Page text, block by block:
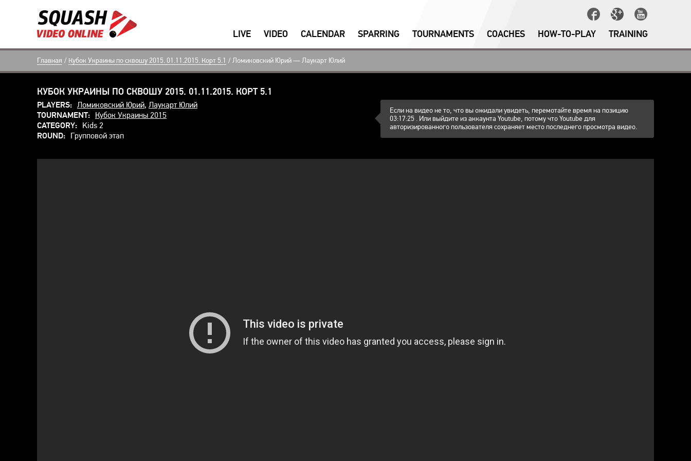
LIVE VIDEO CALENDAR SPARRING ТOURNAMENTS COACHES HOW-TO-PLAY TRAINING
Главная / Кубок Украины по сквошу 2015. 01.11.2015. Корт 5.1 / Ломиковский Юрий — Лаукарт Юлий
КУБОК УКРАИНЫ ПО СКВОШУ 2015. 01.11.2015. КОРТ 5.1
PLAYERS: Ломиковский Юрий, Лаукарт Юлий
TOURNAMENT: Кубок Украины 2015
CATEGORY: Kids 2
ROUND: Групповой этап
Если на видео не то, что вы ожидали увидеть, перемотайте время на позицию
03:17:25 . Или выйдите из аккаунта Youtube, потому что Youtube для
авторизированного пользователя сохраняет место последнего просмотра видео.